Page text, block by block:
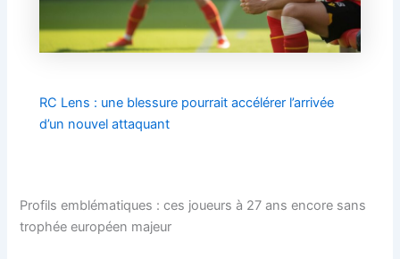
RC Lens : une blessure pourrait accélérer l’arrivée
d’un nouvel attaquant
Profils emblématiques : ces joueurs à 27 ans encore sans
trophée européen majeur